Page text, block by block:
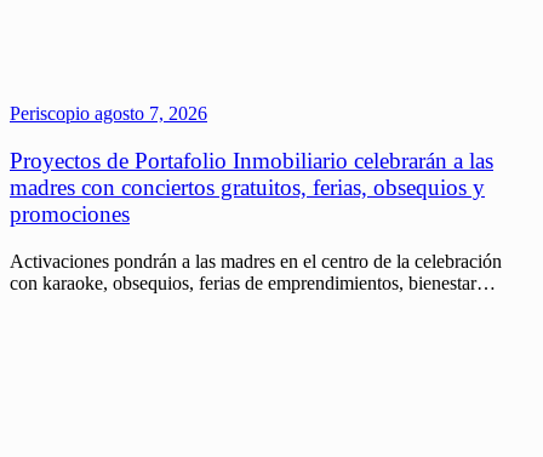
Periscopio agosto 7, 2026
Proyectos de Portafolio Inmobiliario celebrarán a las
madres con conciertos gratuitos, ferias, obsequios y
promociones
Activaciones pondrán a las madres en el centro de la celebración
con karaoke, obsequios, ferias de emprendimientos, bienestar…